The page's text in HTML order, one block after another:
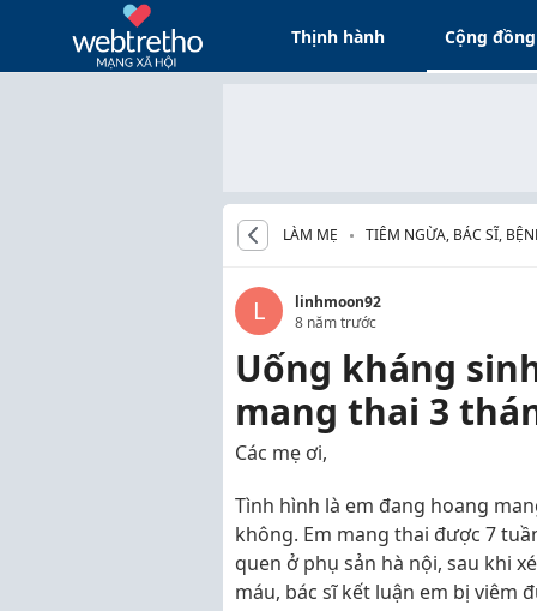
Thịnh hành Cộng đồng
LÀM MẸ TIÊM NGỪA, BÁC SĨ,
L
linhmoon92
8 năm trước
Uống kháng
mang thai 3
Các mẹ ơi,
Tình hình là em đang hoang
không. Em mang thai được 7
quen ở phụ sản hà nội, sau khi
máu, bác sĩ kết luận em bị viêm